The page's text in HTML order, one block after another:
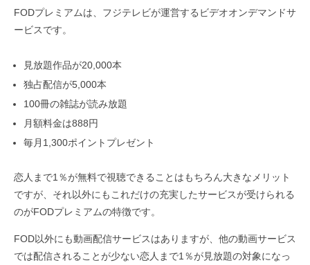
FODプレミアムは、フジテレビが運営するビデオオンデマンドサ
ービスです。
見放題作品が20,000本
独占配信が5,000本
100冊の雑誌が読み放題
月額料金は888円
毎月1,300ポイントプレゼント
恋人まで1％が無料で視聴できることはもちろん大きなメリット
ですが、それ以外にもこれだけの充実したサービスが受けられる
のがFODプレミアムの特徴です。
FOD以外にも動画配信サービスはありますが、他の動画サービス
では配信されることが少ない恋人まで1％が見放題の対象になっ